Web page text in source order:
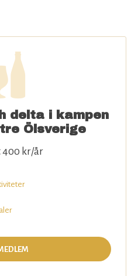
delta i kampen
Ölsverige
400 kr/år